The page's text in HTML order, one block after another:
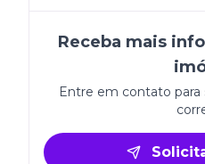
Receba mais
Entre em contato para